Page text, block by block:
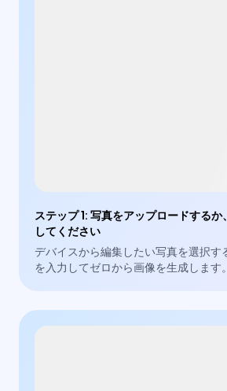
ステップ 1:写真をアップロードするか
してください
デバイスから編集したい写真を選択す
を入力してゼロから画像を生成します。